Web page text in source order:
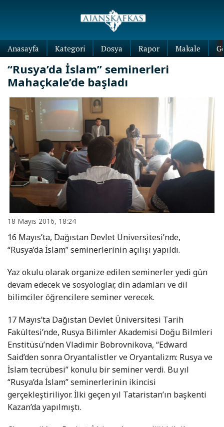
Anasayfa Kategori Dosya Rapor Makale
“Rusya’da İslam” seminerleri
Mahaçkale’de başladı
18 Mayıs 2016, 18:24
16 Mayıs’ta, Dağıstan Devlet Üniversitesi’nde,
“Rusya’da İslam” seminerlerinin açılışı yapıldı.
Yaz okulu olarak organize edilen seminerler yedi gün
devam edecek ve sosyologlar, din adamları ve dil
bilimciler öğrencilere seminer verecek.
17 Mayıs’ta Dağıstan Devlet Üniversitesi Tarih
Fakültesi’nde, Rusya Bilimler Akademisi Doğu Bilmleri
Enstitüsü’nden Vladimir Bobrovnikova, “Edward
Said’den sonra Oryantalistler ve Oryantalizm: Rusya ve
İslam tecrübesi” konulu bir seminer verdi. Bu yıl
“Rusya’da İslam” seminerlerinin ikincisi
gerçekleştiriliyor. İlki geçen yıl Tataristan’ın başkenti
Kazan’da yapılmıştı.